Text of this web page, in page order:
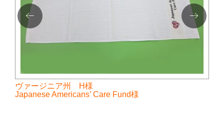
ヴァージニア州 H様
Japanese Americans’ Care Fund様